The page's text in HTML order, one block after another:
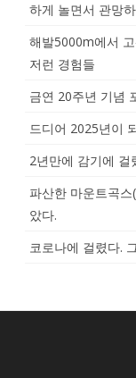
하게 놀면서 관망
해발5000m에서
저런 경험들
금연 20주년 기념
드디어 2025년이
2년만에 감기에 걸
파산한 마운트곡
았다.
코로나에 걸렸다.